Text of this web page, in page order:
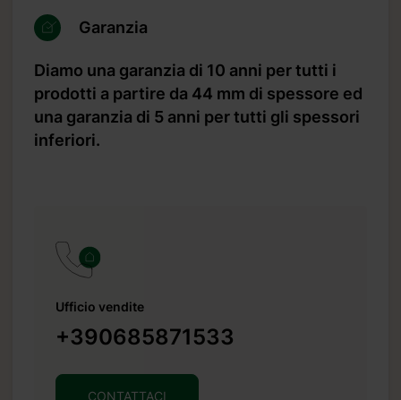
Garanzia
Diamo una garanzia di 10 anni per tutti i
prodotti a partire da 44 mm di spessore ed
una garanzia di 5 anni per tutti gli spessori
inferiori.
Ufficio vendite
+390685871533
CONTATTACI